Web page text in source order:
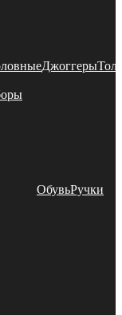
Джоггеры
ОбувьРучки